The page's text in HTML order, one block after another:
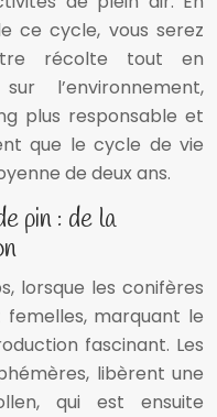
ce cycle, vous serez
récolte tout en
l’environnement,
plus responsable et
que le cycle de vie
de deux ans.
pin : de la
lorsque les conifères
marquant le
fascinant. Les
libèrent une
qui est ensuite